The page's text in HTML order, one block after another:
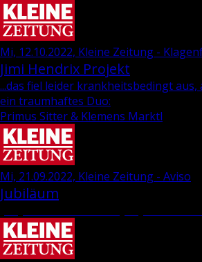
Mi, 12.10.2022, Kleine Zeitung -
Jimi Hen­d­rix Pro­jekt
...das fiel leider krankheitsbedingt
ein traumhaftes Duo:
Primus Sitter & Klemens Marktl
Mi, 21.09.2022, Kleine Zeitung - Aviso
Jubiläum